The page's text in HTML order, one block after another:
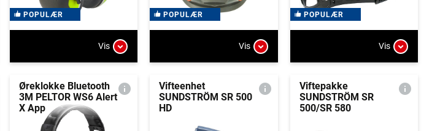
POPULÆR
Vis
POPULÆR
Vis
POPULÆR
Vis
Øreklokke Bluetooth
3M PELTOR WS6 Alert
X App
Vifteenhet
SUNDSTRÖM SR 500
HD
Viftepakke
SUNDSTRÖM SR
500/SR 580